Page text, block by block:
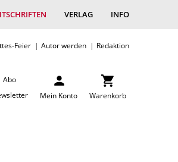
VERLAG INFO
Feier Autor werden Redaktion
Abo
Mein Konto Warenkorb